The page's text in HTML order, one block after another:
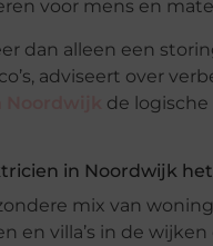
voor mens en
dan alleen een
adviseert over
de
in Noordwijk
mix van
en villa’s in de